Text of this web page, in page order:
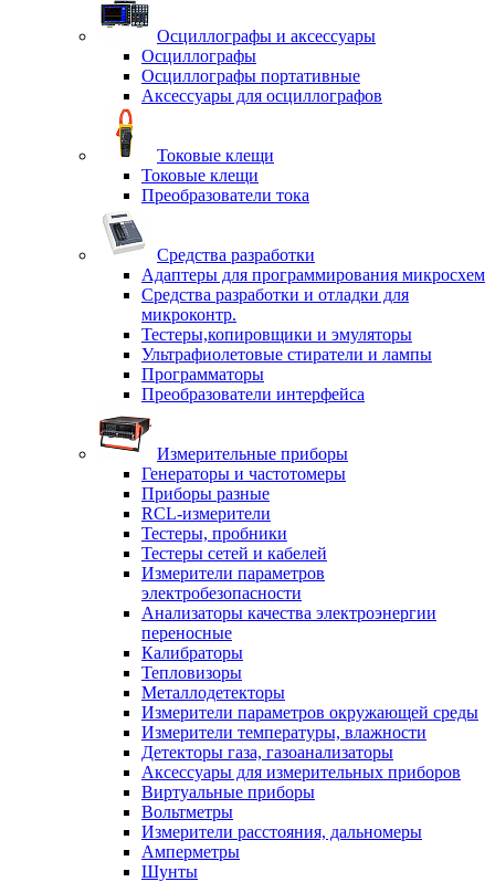
Осциллографы и аксессуары
Осциллографы
Осциллографы портативные
Аксессуары для осциллографов
Токовые клещи
Токовые клещи
Преобразователи тока
Средства разработки
Адаптеры для программирования микросхем
Средства разработки и отладки для
микроконтр.
Тестеры,копировщики и эмуляторы
Ультрафиолетовые стиратели и лампы
Программаторы
Преобразователи интерфейса
Измерительные приборы
Генераторы и частотомеры
Приборы разные
RCL-измерители
Тестеры, пробники
Тестеры сетей и кабелей
Измерители параметров
электробезопасности
Анализаторы качества электроэнергии
переносные
Калибраторы
Тепловизоры
Металлодетекторы
Измерители параметров окружающей среды
Измерители температуры, влажности
Детекторы газа, газоанализаторы
Аксессуары для измерительных приборов
Виртуальные приборы
Вольтметры
Измерители расстояния, дальномеры
Амперметры
Шунты